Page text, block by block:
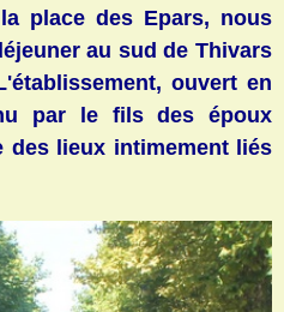
place des Epars, nous
au sud de Thivars
ouvert en
par le fils des époux
des lieux intimement liés